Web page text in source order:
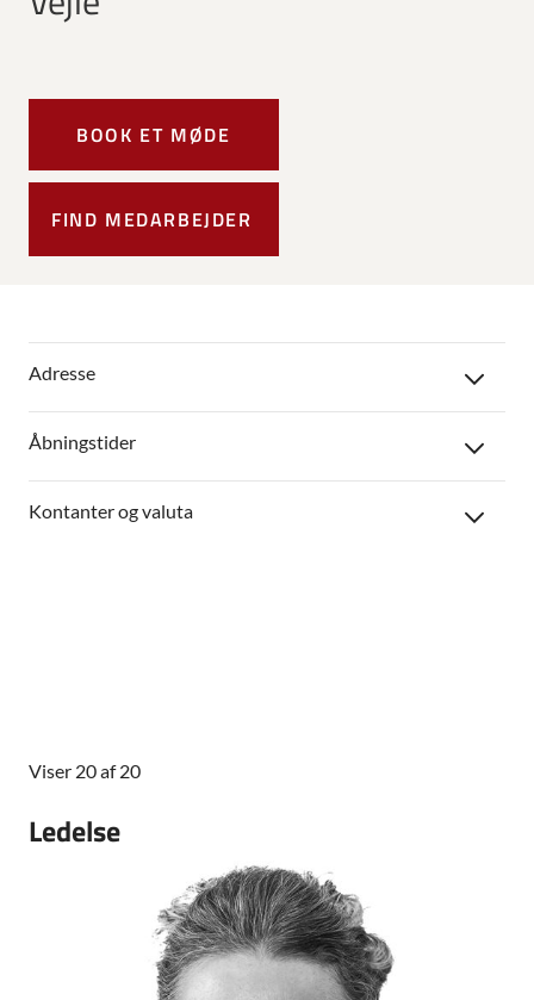
BOOK ET MØDE
FIND MEDARBEJDER
Adresse
Åbningstider
Kontanter og valuta
Viser 20 af 20
Ledelse